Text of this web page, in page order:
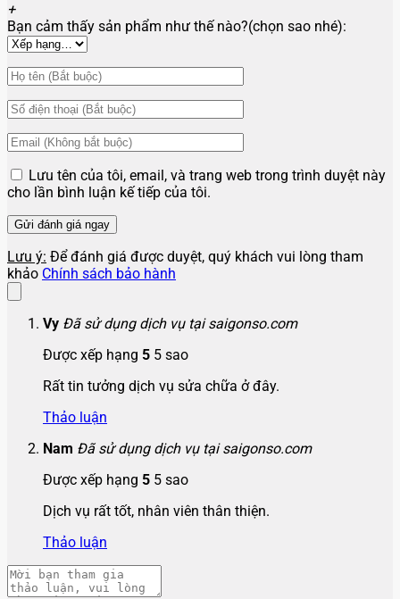
+
Bạn cảm thấy sản phẩm như thế nào?(chọn sao nhé):
Lưu tên của tôi, email, và trang web trong trình duyệt này
cho lần bình luận kế tiếp của tôi.
Lưu ý: Để đánh giá được duyệt, quý khách vui lòng tham
khảo Chính sách bảo hành
Vy Đã sử dụng dịch vụ tại saigonso.com
Được xếp hạng 5 5 sao
Rất tin tưởng dịch vụ sửa chữa ở đây.
Thảo luận
Nam Đã sử dụng dịch vụ tại saigonso.com
Được xếp hạng 5 5 sao
Dịch vụ rất tốt, nhân viên thân thiện.
Thảo luận